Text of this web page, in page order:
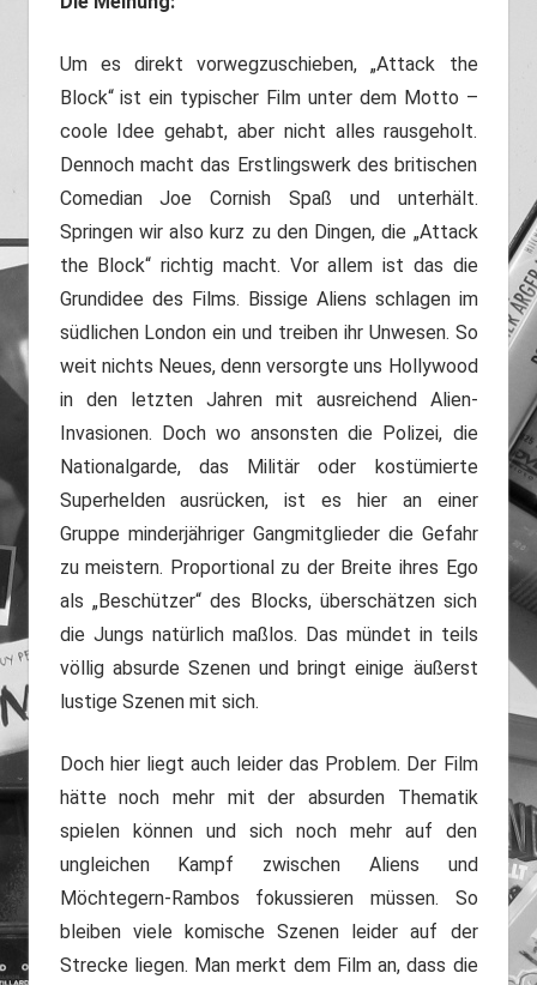
Um es direkt vorwegzuschieben, „Attack the
Block“ ist ein typischer Film unter dem Motto –
coole Idee gehabt, aber nicht alles rausgeholt.
Dennoch macht das Erstlingswerk des britischen
Comedian Joe Cornish Spaß und unterhält.
Springen wir also kurz zu den Dingen, die „Attack
the Block“ richtig macht. Vor allem ist das die
Grundidee des Films. Bissige Aliens schlagen im
südlichen London ein und treiben ihr Unwesen. So
weit nichts Neues, denn versorgte uns Hollywood
in den letzten Jahren mit ausreichend Alien-
Invasionen. Doch wo ansonsten die Polizei, die
Nationalgarde, das Militär oder kostümierte
Superhelden ausrücken, ist es hier an einer
Gruppe minderjähriger Gangmitglieder die Gefahr
zu meistern. Proportional zu der Breite ihres Ego
als „Beschützer“ des Blocks, überschätzen sich
die Jungs natürlich maßlos. Das mündet in teils
völlig absurde Szenen und bringt einige äußerst
lustige Szenen mit sich.
Doch hier liegt auch leider das Problem. Der Film
hätte noch mehr mit der absurden Thematik
spielen können und sich noch mehr auf den
ungleichen Kampf zwischen Aliens und
Möchtegern-Rambos fokussieren müssen. So
bleiben viele komische Szenen leider auf der
Strecke liegen. Man merkt dem Film an, dass die